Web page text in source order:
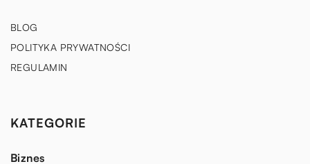
BLOG
POLITYKA PRYWATNOŚCI
REGULAMIN
KATEGORIE
Biznes